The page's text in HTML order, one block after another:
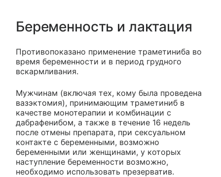
Беременность и лактация
Противопоказано применение траметиниба во
время беременности и в период грудного
вскармливания.
Мужчинам (включая тех, кому была проведена
вазэктомия), принимающим траметиниб в
качестве монотерапии и комбинации с
дабрафенибом, а также в течение 16 недель
после отмены препарата, при сексуальном
контакте с беременными, возможно
беременными или женщинами, у которых
наступление беременности возможно,
необходимо использовать презерватив.